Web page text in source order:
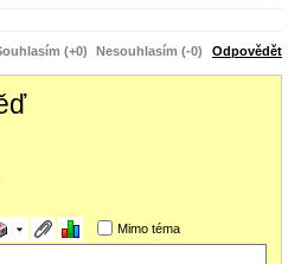
(+0) Nesouhlasím (-0) Odpovědět
Mimo téma